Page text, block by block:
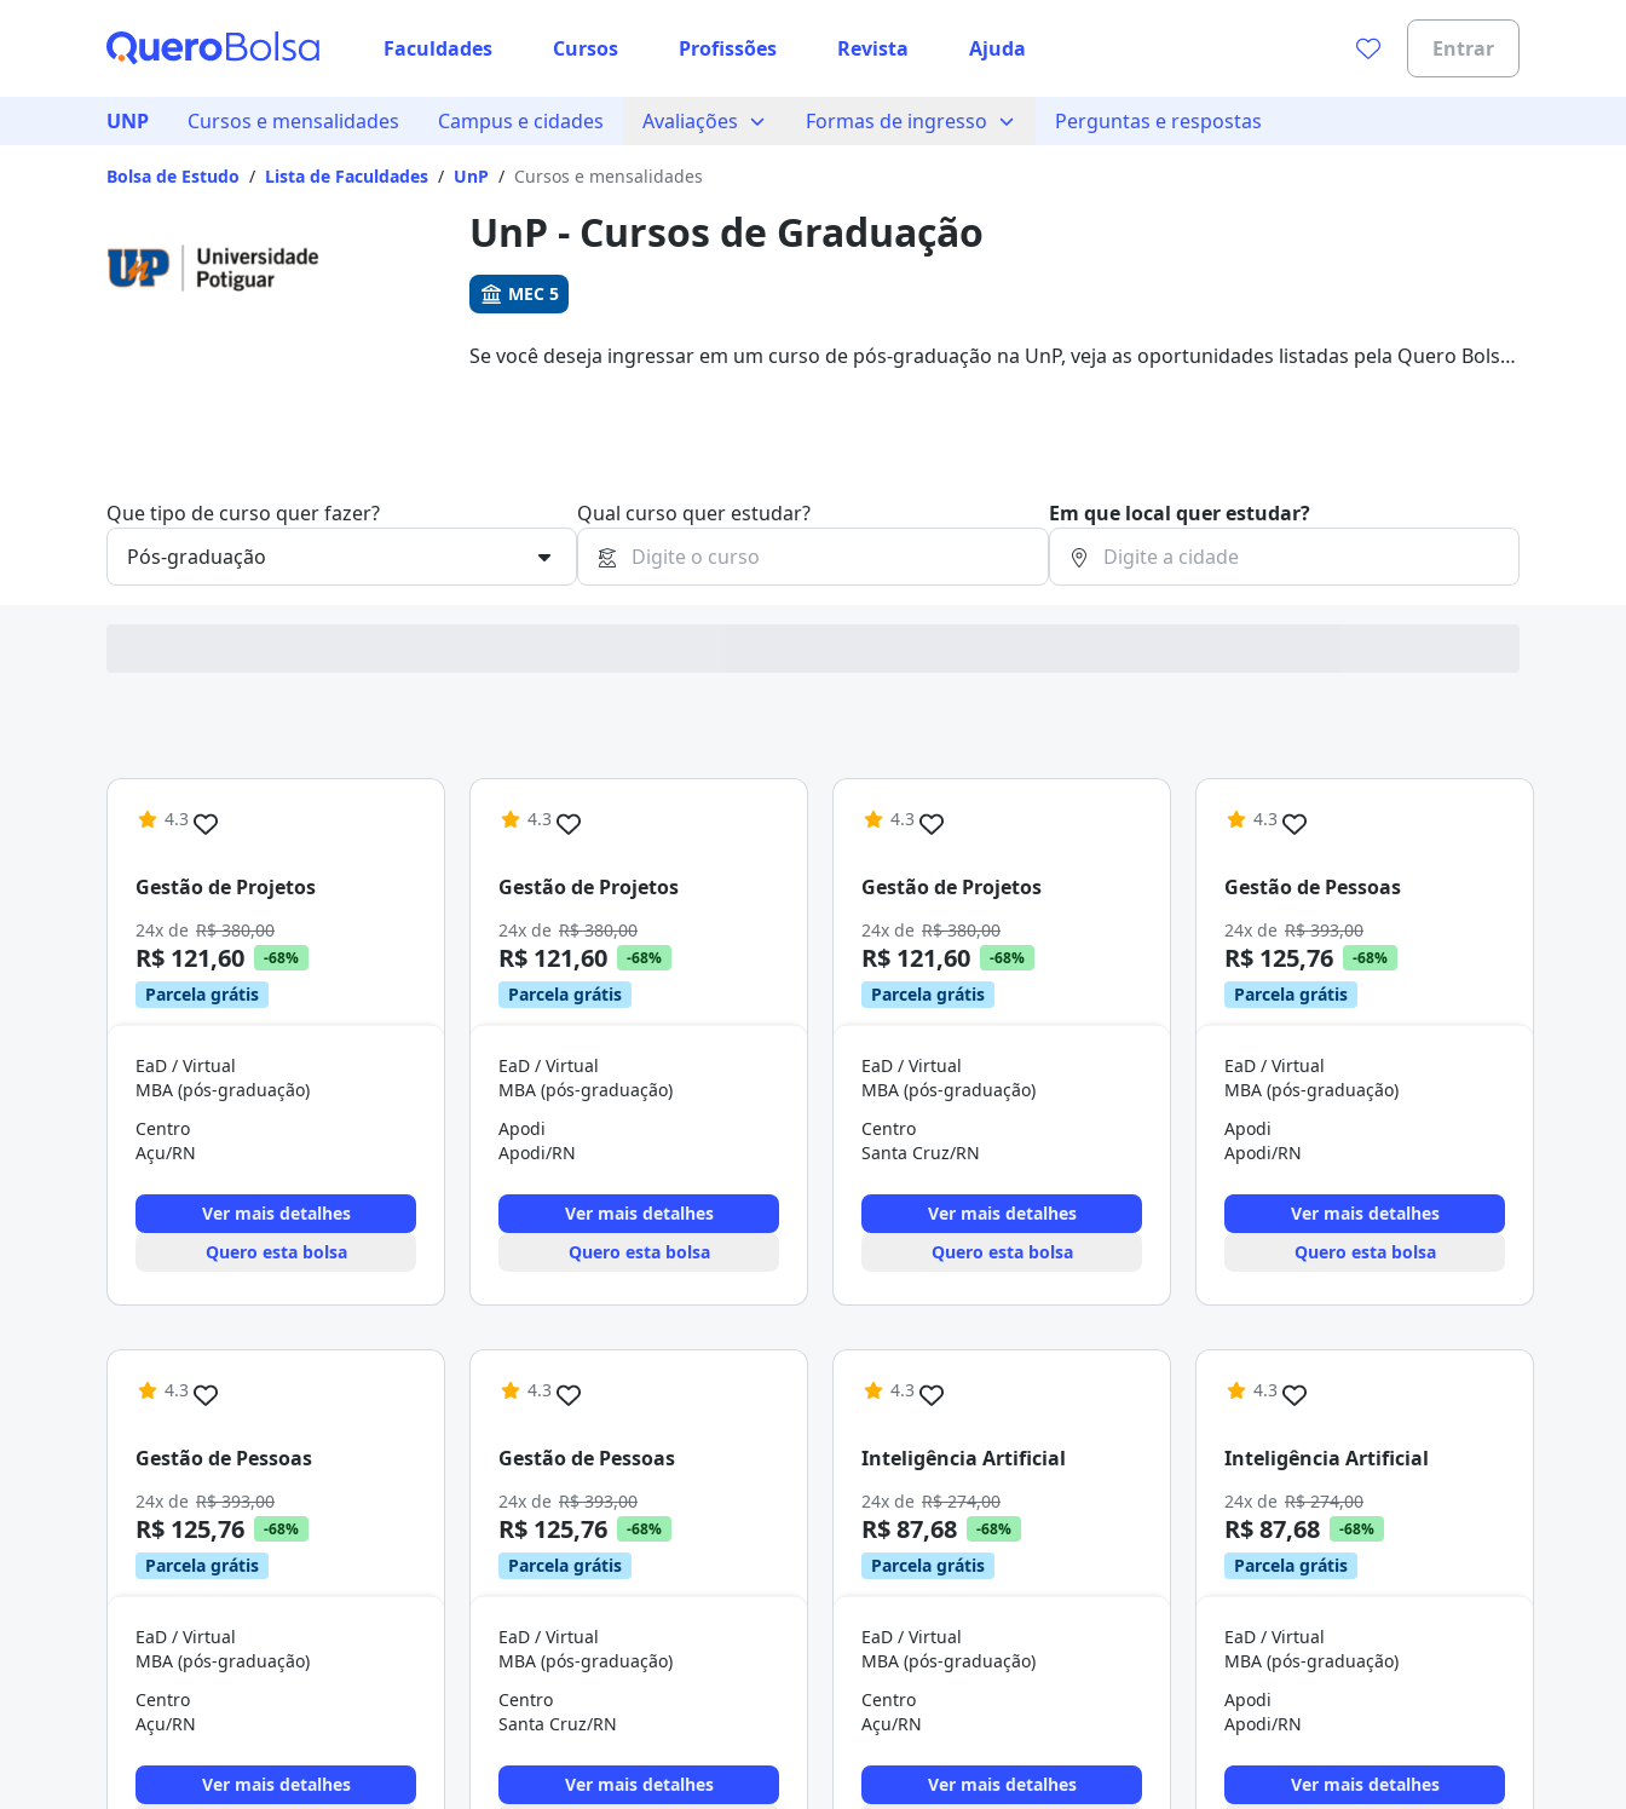
Faculdades Cursos Profissões Revista Ajuda Entrar
Vamos te guiar no caminho ideal para seus estudos
UNP Cursos e mensalidades Campus e cidades Avaliações Formas de ingresso Perguntas e respostas
Bolsa de Estudo / Lista de Faculdades / UnP / Cursos e mensalidades
UnP - Cursos de Graduação
MEC 5
Se você deseja ingressar em um curso de pós-graduação na UnP, veja as oportunidades listadas pela Quero Bolsa.
Que tipo de curso quer fazer? Qual curso quer estudar? Em que local quer estudar?
4.3
Gestão de Projetos
24x de R$ 380,00
R$ 121,60 -68%
Parcela grátis
EaD / Virtual
MBA (pós-graduação)
Centro
Açu/RN
Ver mais detalhes
Quero esta bolsa
4.3
Gestão de Projetos
24x de R$ 380,00
R$ 121,60 -68%
Parcela grátis
EaD / Virtual
MBA (pós-graduação)
Apodi
Apodi/RN
Ver mais detalhes
Quero esta bolsa
4.3
Gestão de Projetos
24x de R$ 380,00
R$ 121,60 -68%
Parcela grátis
EaD / Virtual
MBA (pós-graduação)
Centro
Santa Cruz/RN
Ver mais detalhes
Quero esta bolsa
4.3
Gestão de Pessoas
24x de R$ 393,00
R$ 125,76 -68%
Parcela grátis
EaD / Virtual
MBA (pós-graduação)
Apodi
Apodi/RN
Ver mais detalhes
Quero esta bolsa
4.3
Gestão de Pessoas
24x de R$ 393,00
R$ 125,76 -68%
Parcela grátis
EaD / Virtual
MBA (pós-graduação)
Centro
Açu/RN
Ver mais detalhes
4.3
Gestão de Pessoas
24x de R$ 393,00
R$ 125,76 -68%
Parcela grátis
EaD / Virtual
MBA (pós-graduação)
Centro
Santa Cruz/RN
Ver mais detalhes
4.3
Inteligência Artificial
24x de R$ 274,00
R$ 87,68 -68%
Parcela grátis
EaD / Virtual
MBA (pós-graduação)
Centro
Açu/RN
Ver mais detalhes
4.3
Inteligência Artificial
24x de R$ 274,00
R$ 87,68 -68%
Parcela grátis
EaD / Virtual
MBA (pós-graduação)
Apodi
Apodi/RN
Ver mais detalhes